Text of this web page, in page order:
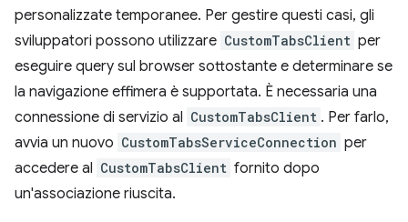
personalizzate temporanee. Per gestire questi casi, gli
sviluppatori possono utilizzare CustomTabsClient per
eseguire query sul browser sottostante e determinare se
la navigazione effimera è supportata. È necessaria una
connessione di servizio al CustomTabsClient . Per farlo,
avvia un nuovo CustomTabsServiceConnection per
accedere al CustomTabsClient fornito dopo
un'associazione riuscita.